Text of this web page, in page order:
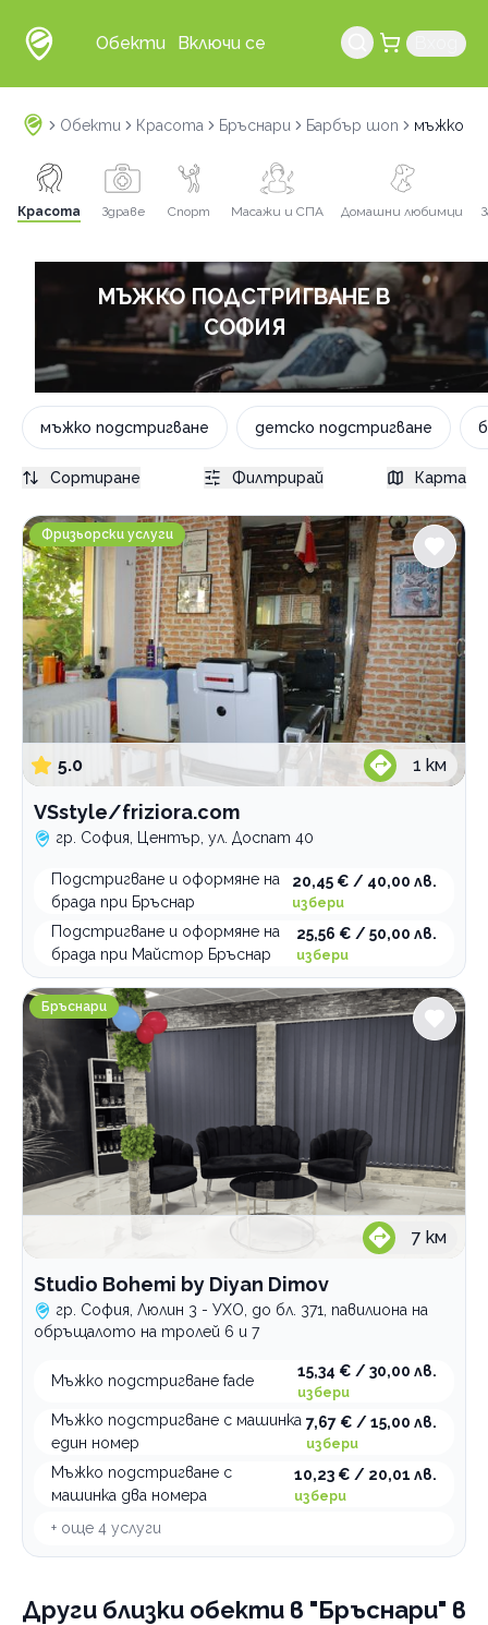
Обекти Включи се
Обекти Красота Бръснари Барбър шоп мъжко
Красота Здраве Спорт Масажи и СПА Домашни любимци
МЪЖКО ПОДСТРИГВАНЕ В
СОФИЯ
мъжко подстригване детско подстригване
VSstyle/friziora.com
Фризьорски услуги
5.0 1 км
VSstyle/friziora.com
гр. София, Център, ул. Доспат 40
Подстригване и оформяне на
брада при Бръснар
20,45 € / 40,00 лв.
избери
Подстригване и оформяне на
брада при Майстор Бръснар
25,56 € / 50,00 лв.
избери
Studio Bohemi by Diyan Dimov
Бръснари
7 км
Studio Bohemi by Diyan Dimov
гр. София, Люлин 3 - УХО, до бл. 371, павилиона на
обръщалото на тролей 6 и 7
Мъжко подстригване fade
15,34 € / 30,00 лв.
избери
Мъжко подстригване с машинка
един номер
7,67 € / 15,00 лв.
избери
Мъжко подстригване с
машинка два номера
10,23 € / 20,01 лв.
избери
+ още 4 услуги
Други близки обекти в "Бръснари" в
Сортиране Филтрирай Карта
София
Люлин 3
Център
Услуги
Барбър шоп
бръснене и оформяне на брада
бръснене на глава
детско подстригване
мъжко подстригване
Категории
Бръснари
Козметични процедури за лице и тяло
Депилация, лазерна и фотоепилация
Естетична дерматология
Фризьорски услуги
Грим, мигли, вежди
Маникюр и педикюр
Професионални курсове
По домовете